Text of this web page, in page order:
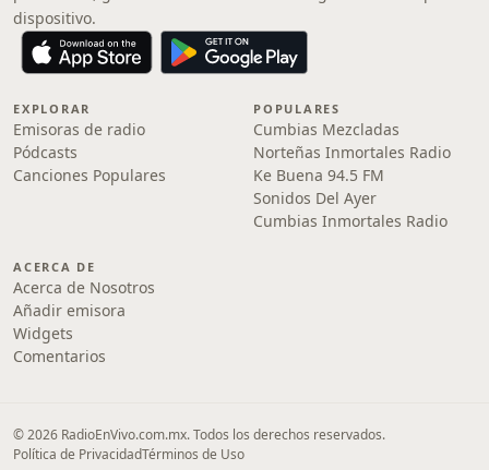
dispositivo.
EXPLORAR
Emisoras de radio
Pódcasts
Canciones Populares
POPULARES
Cumbias Mezcladas
Norteñas Inmortales Radio
Ke Buena 94.5 FM
Sonidos Del Ayer
Cumbias Inmortales Radio
ACERCA DE
Acerca de Nosotros
Añadir emisora
Widgets
Comentarios
© 2026 RadioEnVivo.com.mx. Todos los derechos reservados.
Política de PrivacidadTérminos de Uso